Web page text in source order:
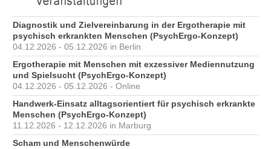
Diagnostik und Zielvereinbarung in der Ergotherapie mit
psychisch erkrankten Menschen (PsychErgo-Konzept)
04.12.2026 - 05.12.2026 in Berlin
Ergotherapie mit Menschen mit exzessiver Mediennutzung
und Spielsucht (PsychErgo-Konzept)
04.12.2026 - 05.12.2026 - Online
Handwerk-Einsatz alltagsorientiert für psychisch erkrankte
Menschen (PsychErgo-Konzept)
11.12.2026 - 12.12.2026 in Marburg
Scham und Menschenwürde